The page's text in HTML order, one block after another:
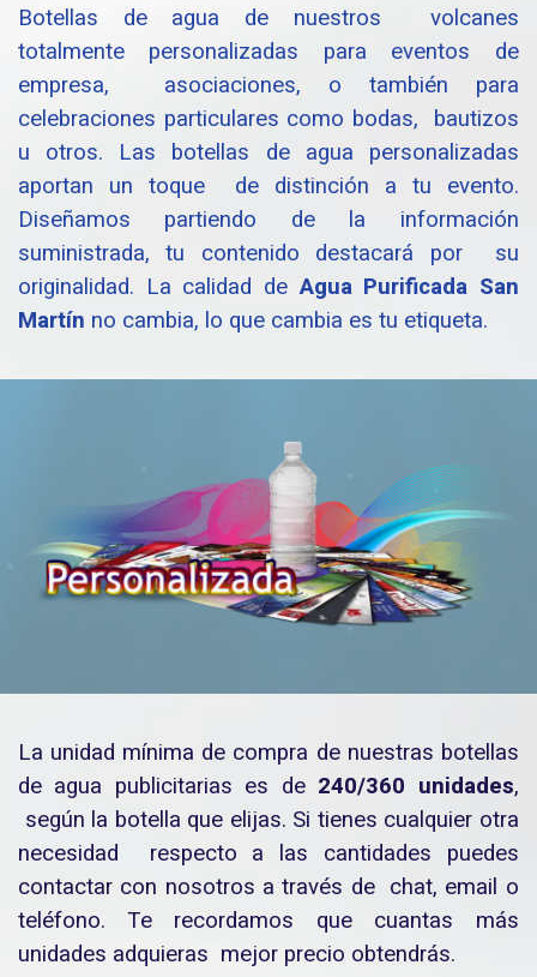
Botellas de agua de nuestros volcanes
totalmente personalizadas para eventos de
empresa, asociaciones, o también para
celebraciones particulares como bodas, bautizos
u otros. Las botellas de agua personalizadas
aportan un toque de distinción a tu evento.
Diseñamos partiendo de la información
suministrada, tu contenido destacará por su
originalidad. La calidad deAgua Purificada San
Martín no cambia, lo que cambia es tu etiqueta.
La unidad mínima de compra de nuestras botellas
de agua publicitarias es de 240/360 unidades,
según la botella que elijas. Si tienes cualquier otra
necesidad respecto a las cantidades puedes
contactar con nosotros a través de chat, email o
teléfono. Te recordamos que cuantas más
unidades adquieras mejor precio obtendrás.